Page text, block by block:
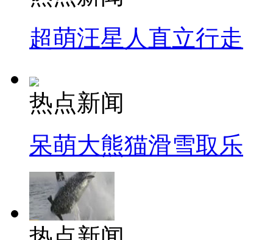
超萌汪星人直立行走
热点新闻
呆萌大熊猫滑雪取乐